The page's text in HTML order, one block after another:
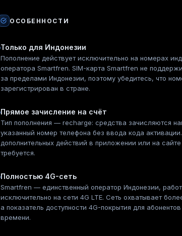
ОСОБЕННОСТИ
Только для Индонезии
Пополнение действует исключительно на номерах
оператора Smartfren. SIM-карта Smartfren не
за пределами Индонезии, поэтому убедитесь, что
зарегистрирован в стране.
Прямое зачисление на счёт
Тип пополнения — recharge: средства зачисляются
указанный номер телефона без ввода кода
дополнительных действий в приложении или на
требуется.
Полностью 4G-сеть
Smartfren — единственный оператор Индонезии,
исключительно на сети 4G LTE. Сеть охватывает
а показатель доступности 4G-покрытия для
времени.